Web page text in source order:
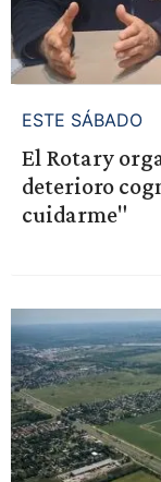
ESTE SÁBADO
El Rotary
deterioro
cuidarme"